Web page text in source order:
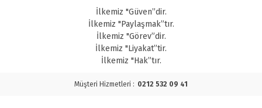
İlkemiz "Güven”dir.
İlkemiz "Paylaşmak”tır.
İlkemiz "Görev”dir.
İlkemiz "Liyakat”tir.
İlkemiz "Hak”tır.
Müşteri Hizmetleri : 0212 532 09 41